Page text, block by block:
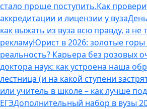
стало проще поступить.Как
аккредитации и лицензии у вуза
как выжать из вуза всю правду, а не
рекламуЮрист в 2026: золотые горы
реальность? Карьера без розовых
доктора наук: как устроена наша
лестница (и на какой ступени
или учитель в школе – как лучше
ЕГЭДополнительный набор в вузы